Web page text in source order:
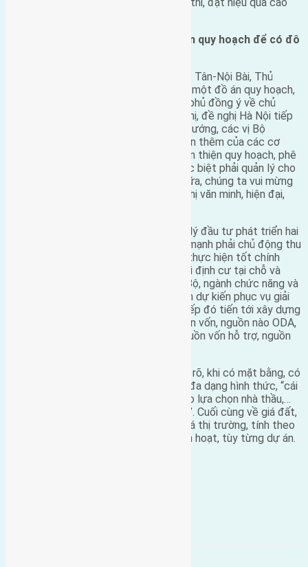
Thủ tướng yêu cầu Hà Nội hoàn thiện quy hoạch để có đô
Về quy hoạch, cơ chế đầu tư trục Nhật Tân-Nội Bài, Thủ
tướng Nguyễn Tấn Dũng nêu rõ: Đây là một đồ án quy hoạch,
không phải là một dự án đầu tư. Chính phủ đồng ý về chủ
trương, nguyên tắc phát triển khu đô thị, đề nghị Hà Nội tiếp
thu ý kiến đóng góp của các Phó Thủ tướng, các vị Bộ
trưởng, các đại biểu và có thể lấy ý kiến thêm của các cơ
quan, đơn vị, tổ chức, đoàn thể để hoàn thiện quy hoạch, phê
duyệt quy hoạch theo thẩm quyền. Đặc biệt phải quản lý cho
tốt “để rồi 20 năm nữa, hoặc 15 năm nữa, chúng ta vui mừng
thấy rằng đô thị Bắc Hà Nội thành đô thị văn minh, hiện đại,
Về cơ chế chính sách đặc thù và quản lý đầu tư phát triển hai
bên đường Nhật Tân, Thủ tướng nhấn mạnh phải chủ động thu
hồi đất, nhà nước đứng ra thu hồi đất, thực hiện tốt chính
sách đền bù, tái định cư, tinh thần là tái định cư tại chỗ và
“trách nhiệm của Chính phủ, cùng các Bộ, ngành chức năng và
Hà Nội phải tính cho ra được nguồn vốn dự kiến phục vụ giải
phóng mặt bằng khoảng 11 nghìn tỷ; tiếp đó tiến tới xây dựng
hạ tầng theo nguyên tắc đa dạng nguồn vốn, nguồn nào ODA,
nguồn nào vốn ngân sách nhà nước, nguồn vốn hỗ trợ, nguồn
Thủ tướng Nguyễn Tấn Dũng cũng nêu rõ, khi có mặt bằng, có
hạ tầng; việc thu hút đầu tư cũng phải đa dạng hình thức, “cái
nào đấu thầu, cái nào chào thầu, cái nào lựa chọn nhà thầu,…
phải xác định rõ và phải tùy theo dự án”. Cuối cùng về giá đất,
Thủ tướng nhấn mạnh, nguyên tắc là giá thị trường, tính theo
mục đích sử dụng, nhưng cũng phải linh hoạt, tùy từng dự án.